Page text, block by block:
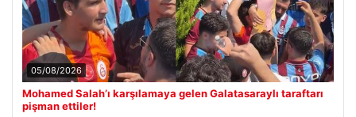
05/08/2026
Mohamed Salah’ı karşılamaya gelen Galatasaraylı taraftarı
pişman ettiler!